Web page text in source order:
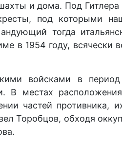
и дома. Под
под которыми
тогда
в 1954 году, всячески
войсками в период
В местах
частей противника,
Торобцов, обходя